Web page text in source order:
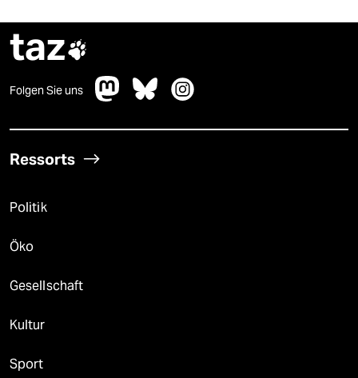
taz
Folgen Sie uns
Ressorts
Politik
Öko
Gesellschaft
Kultur
Sport